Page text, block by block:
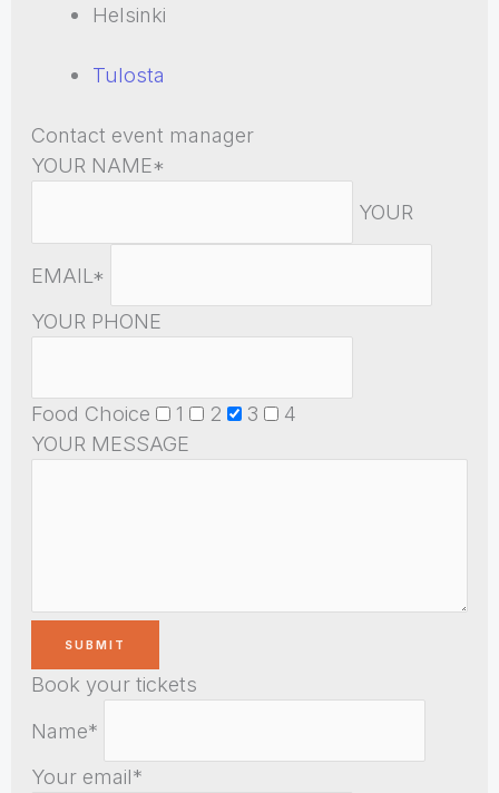
Helsinki
Tulosta
Contact event manager
YOUR NAME*
YOUR
EMAIL*
YOUR PHONE
Food Choice 1 2 3
4
YOUR MESSAGE
Book your tickets
Name*
Your email*